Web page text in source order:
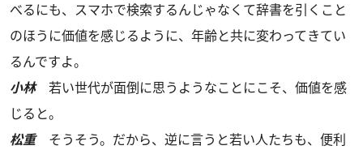
べるにも、スマホで検索するんじゃなくて辞書を引くこと
のほうに価値を感じるように、年齢と共に変わってきてい
るんですよ。
小林若い世代が面倒に思うようなことにこそ、価値を感
じると。
松重そうそう。だから、逆に言うと若い人たちも、便利